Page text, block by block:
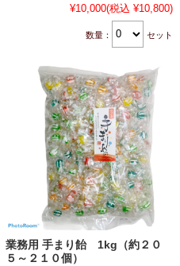
¥10,000(税込 ¥10,800)
数量： セット
業務用 手まり飴 1kg（約２０
５～２１０個）